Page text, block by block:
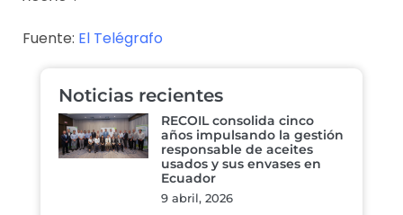
Fuente: El Telégrafo
Noticias recientes
RECOIL consolida cinco
años impulsando la gestión
responsable de aceites
usados y sus envases en
Ecuador
9 abril, 2026